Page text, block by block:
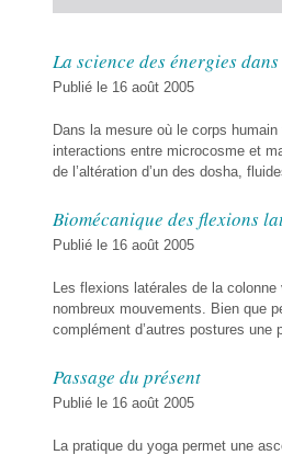
La science des énergies
Publié le 16 août 2005
Dans la mesure où le corps
interactions entre microcosme et
de l’altération d’un des dosha,
Biomécanique des flexions
Publié le 16 août 2005
Les flexions latérales de la
nombreux mouvements. Bien que
complément d’autres postures
Passage du présent
Publié le 16 août 2005
La pratique du yoga permet une